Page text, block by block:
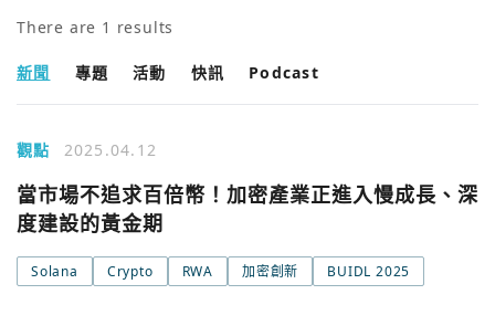
There are 1 results
新聞 專題 活動 快訊 Podcast
觀點 2025.04.12
當市場不追求百倍幣！加密產業正進入慢成長、深
度建設的黃金期
Solana Crypto RWA 加密創新 BUIDL 2025